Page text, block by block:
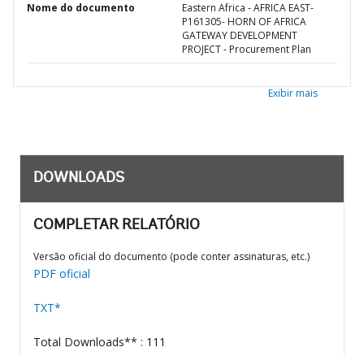
Nome do documento
Eastern Africa - AFRICA EAST-
P161305- HORN OF AFRICA
GATEWAY DEVELOPMENT
PROJECT - Procurement Plan
Exibir mais
DOWNLOADS
COMPLETAR RELATÓRIO
Versão oficial do documento (pode conter assinaturas, etc.)
PDF oficial
TXT*
Total Downloads** : 111